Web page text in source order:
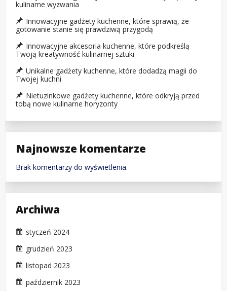
kulinarne wyzwania
Innowacyjne gadżety kuchenne, które sprawią, że
gotowanie stanie się prawdziwą przygodą
Innowacyjne akcesoria kuchenne, które podkreślą
Twoją kreatywność kulinarnej sztuki
Unikalne gadżety kuchenne, które dodadzą magii do
Twojej kuchni
Nietuzinkowe gadżety kuchenne, które odkryją przed
tobą nowe kulinarne horyzonty
Najnowsze komentarze
Brak komentarzy do wyświetlenia.
Archiwa
styczeń 2024
grudzień 2023
listopad 2023
październik 2023